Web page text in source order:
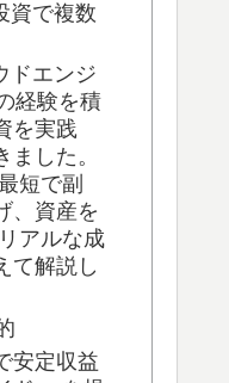
資で複数
ドエンジ
経験を積
を実践
ました。
短で副
、資産を
アルな成
て解説し
安定収益